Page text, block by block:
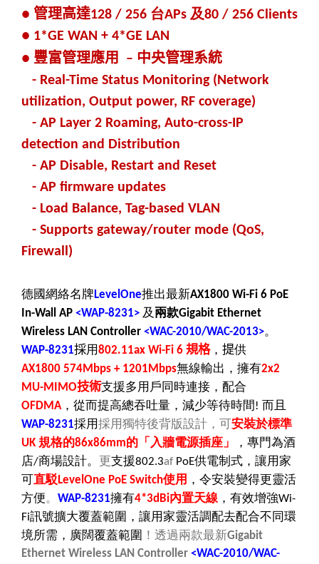
● 管理高達128 / 256 台APs 及80 / 256 Clients
● 1*GE WAN + 4*GE LAN
● 豐富管理應用 – 中央管理系統
- Real-Time Status Monitoring (Network
utilization, Output power, RF coverage)
- AP Layer 2 Roaming, Auto-cross-IP
detection and Distribution
- AP Disable, Restart and Reset
- AP firmware updates
- Load Balance, Tag-based VLAN
- Supports gateway/router mode (QoS,
Firewall)
德國網絡名牌LevelOne推出最新AX1800 Wi-Fi 6 PoE
In-Wall AP <WAP-8231> 及 兩款Gigabit Ethernet
Wireless LAN Controller <WAC-2010/WAC-2013>。
WAP-8231採用802.11ax Wi-Fi 6 規格， 提供
AX1800 574Mbps + 1201Mbps無線輸出，擁有2x2
MU-MIMO技術支援多用戶同時連接，配合
OFDMA，從而提高總吞吐量，減少等待時間! 而且
WAP-8231採用採用獨特後背版設計，可 安裝於標準
UK 規格的86x86mm的「入牆電源插座」
，專門為酒
店/商場設計。 更支援802.3af PoE供電制式，讓用家
可直駁 LevelOne PoE Switch使用 ，令安裝變得更靈活
方便。 WAP-8231擁有4*3dBi內置天線 ，有效增強Wi-
Fi訊號擴大覆蓋範圍，讓用家靈活調配去配合不同環
境所需，廣闊覆蓋範圍 ！透過兩款最新Gigabit
Ethernet Wireless LAN Controller <WAC-2010/WAC-